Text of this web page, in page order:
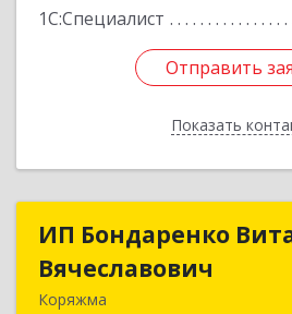
1С:Специалист
Отправить
Показать
Отправить
Назад
ИП Бондаренко
Вячеславович
Коряжма
ИП